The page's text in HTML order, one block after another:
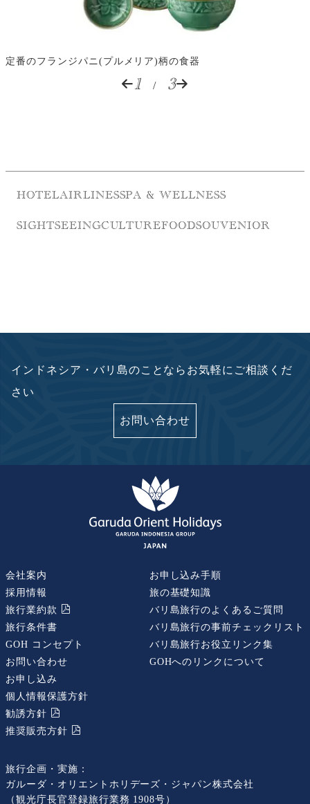
定番のフランジパニ(プルメリア)柄の食器
1 / 3
HOTELAIRLINESSPA & WELLNESS
SIGHTSEEINGCULTUREFOODSOUVENIOR
インドネシア・バリ島のことならお気軽にご相談くだ
さい
お問い合わせ
会社案内
採用情報
旅行業約款
旅行条件書
GOH コンセプト
お問い合わせ
お申し込み
個人情報保護方針
勧誘⽅針
推奨販売⽅針
お申し込み手順
旅の基礎知識
バリ島旅行のよくあるご質問
バリ島旅行の事前チェックリスト
バリ島旅行お役立リンク集
GOHへのリンクについて
旅行企画・実施：
ガルーダ・オリエントホリデーズ・ジャパン株式会社
（観光庁長官登録旅行業務 1908号）